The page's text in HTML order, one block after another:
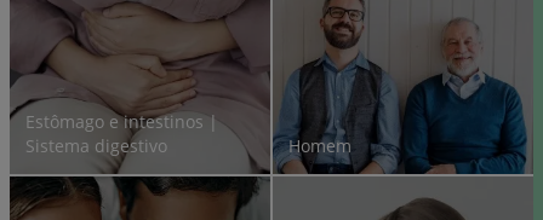
Estômago e intestinos |
Sistema digestivo
Homem